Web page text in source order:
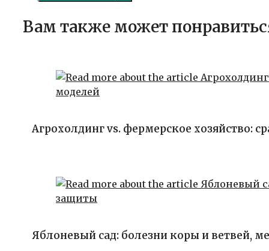
Вам также может
Агрохолдинг vs. фермерское хозяйство:
Яблоневый сад: болезни коры и ветвей,